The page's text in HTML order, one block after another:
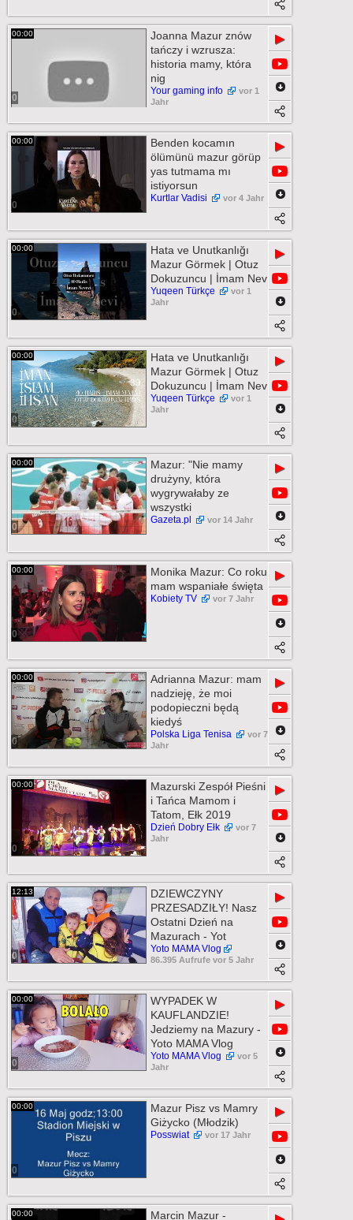
00:00
0
Joanna Mazur znów
tańczy i wzrusza:
historia mamy, która
nig
Your gaming info
vor 1
Jahr
▶
00:00
0
Benden kocamın
ölümünü mazur görüp
yas tutmama mı
istiyorsun
Kurtlar Vadisi vor 4 Jahr
▶
00:00
0
Hata ve Unutkanlığı
Mazur Görmek | Otuz
Dokuzuncu | İmam Nev
Yuqeen Türkçe
vor 1
Jahr
▶
00:00
0
Hata ve Unutkanlığı
Mazur Görmek | Otuz
Dokuzuncu | İmam Nev
Yuqeen Türkçe
vor 1
Jahr
▶
00:00
0
Mazur: "Nie mamy
drużyny, która
wygrywałaby ze
wszystki
Gazeta.pl vor 14 Jahr
▶
00:00
0
Monika Mazur: Co roku
mam wspaniałe święta
Kobiety TV vor 7 Jahr
▶
00:00
0
Adrianna Mazur: mam
nadzieję, że moi
podopieczni będą
kiedyś
Polska Liga Tenisa
vor 7
Jahr
▶
00:00
0
Mazurski Zespół Pieśni
i Tańca Mamom i
Tatom, Ełk 2019
Dzień Dobry Ełk
vor 7
Jahr
▶
12:13
0
DZIEWCZYNY
PRZESADZIŁY! Nasz
Ostatni Dzień na
Mazurach - Yot
Yoto MAMA Vlog
86.395 Aufrufe vor 5 Jahr
▶
00:00
0
WYPADEK W
KAUFLANDZIE!
Jedziemy na Mazury -
Yoto MAMA Vlog
Yoto MAMA Vlog
vor 5
Jahr
▶
00:00
0
Mazur Pisz vs Mamry
Giżycko (Młodzik)
Posswiat vor 17 Jahr
▶
00:00
Marcin Mazur -